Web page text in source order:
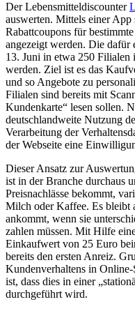
Der Lebensmitteldiscounter
auswerten. Mittels einer
Rabattcoupons für
angezeigt werden. Die
13. Juni in etwa 250 Filialen
werden. Ziel ist es das
und so Angebote zu
Filialen sind bereits mit
Kundenkarte“ lesen sollen.
deutschlandweite Nutzung
Verarbeitung der
der Webseite eine
Dieser Ansatz zur
ist in der Branche durchaus
Preisnachlässe bekommt,
Milch oder Kaffee. Es bleibt
ankommt, wenn sie
zahlen müssen. Mit Hilfe
Einkaufwert von 25 Euro
bereits den ersten Anreiz.
Kundenverhaltens in Online-
ist, dass dies in einer
durchgeführt wird.